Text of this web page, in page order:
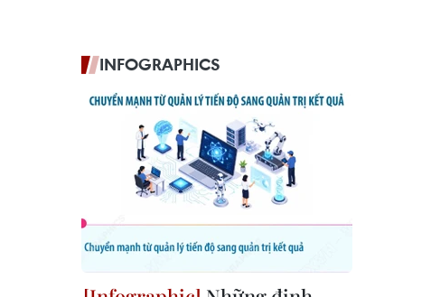
INFOGRAPHICS